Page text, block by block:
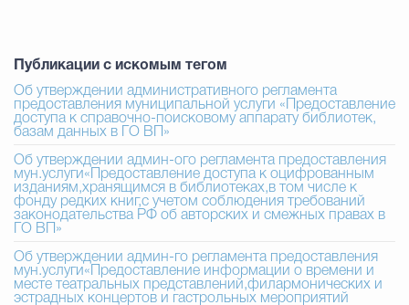
Городская среда Социальная
Экономика Муниципальные
Публикации с искомым тегом
Об утверждении административного регламента
предоставления муниципальной услуги «Предоставление
доступа к справочно-поисковому аппарату библиотек,
базам данных в ГО ВП»
Об утверждении админ-ого регламента предоставления
мун.услуги«Предоставление доступа к оцифрованным
изданиям,хранящимся в библиотеках,в том числе к
фонду редких книг,с учетом соблюдения требований
законодательства РФ об авторских и смежных правах в
ГО ВП»
Об утверждении админ-го регламента предоставления
мун.услуги«Предоставление информации о времени и
месте театральных представлений,филармонических и
эстрадных концертов и гастрольных мероприятий